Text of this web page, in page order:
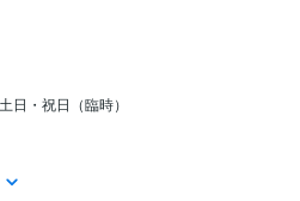
日・祝日（臨時）
あります。予めご了承ください。